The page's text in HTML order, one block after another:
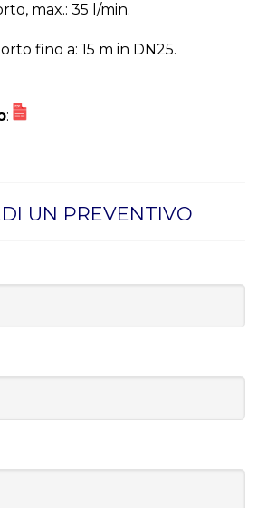
max.: 35 l/min.
fino a: 15 m in DN25.
:
UN PREVENTIVO